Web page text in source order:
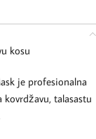
kosu
je profesionalna
talasastu